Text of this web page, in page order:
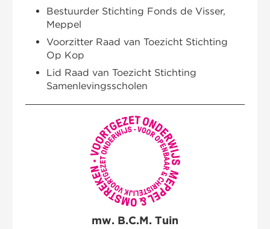
Bestuurder Stichting Fonds de Visser,
Meppel
Voorzitter Raad van Toezicht Stichting
Op Kop
Lid Raad van Toezicht Stichting
Samenlevingsscholen
mw. B.C.M. Tuin